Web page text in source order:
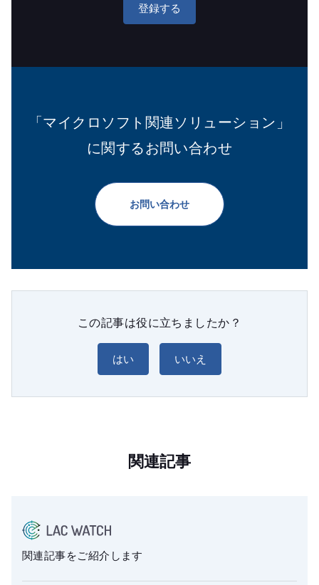
登録する
「マイクロソフト関連ソリューション」
に関するお問い合わせ
お問い合わせ
この記事は役に立ちましたか？
はい いいえ
関連記事
関連記事をご紹介します